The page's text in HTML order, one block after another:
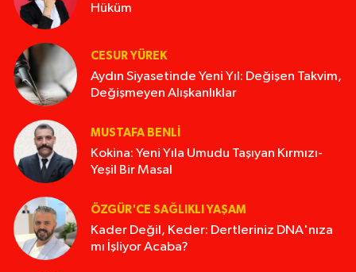
Hüküm
CESUR YÜREK
Aydın Siyasetinde Yeni Yıl: Değişen Takvim,
Değişmeyen Alışkanlıklar
MUSTAFA BENLI
Kokina: Yeni Yıla Umudu Taşıyan Kırmızı-
Yeşil Bir Masal
ÖZGÜR'CE SAĞLIKLI YAŞAM
Kader Değil, Keder: Dertleriniz DNA'nıza
mı İşliyor Acaba?